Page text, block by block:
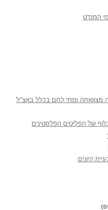
המנדט
מצוואתה ומתי לחם בכלל באצ"ל
של הפליטים הפלסטינים
היונים